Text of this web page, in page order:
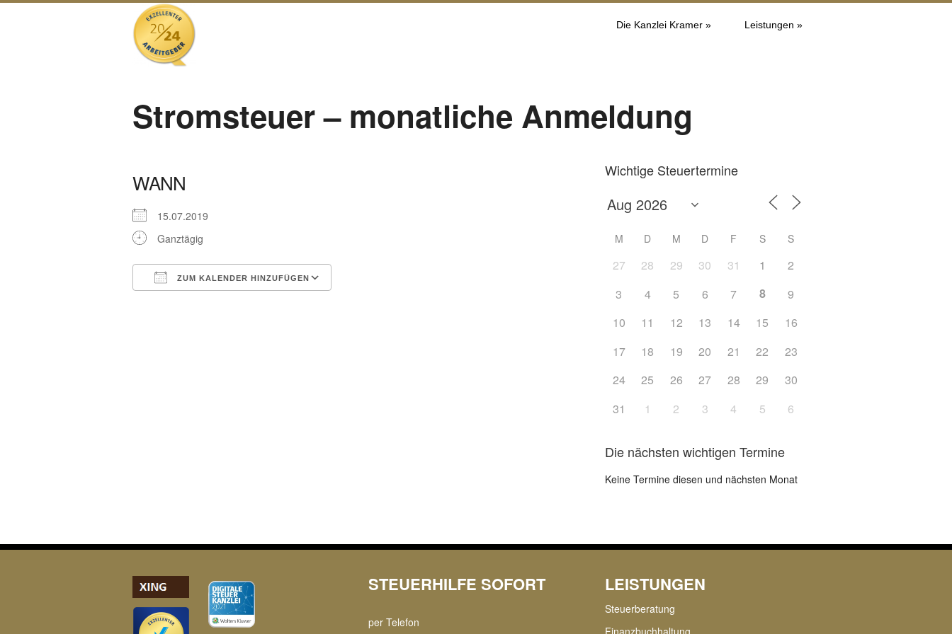
Die Kanzlei Kramer » Leistungen »
Stromsteuer – monatliche Anmeldung
WANN
15.07.2019
Ganztägig
ZUM KALENDER HINZUFÜGEN
Wichtige Steuertermine
M D M D F S S
27 28 29 30 31 1
2
3
4 5 6 7 8
9
10
11 12 13 14 15
16
17
18 19 20 21 22
23
24
25 26 27 28 29
30
31
1 2 3 4 5 6
Die nächsten wichtigen Termine
Keine Termine diesen und nächsten Monat
STEUERHILFE SOFORT
per Telefon
LEISTUNGEN
Steuerberatung